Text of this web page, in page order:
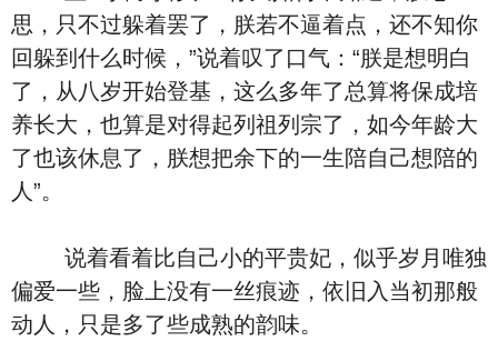
思，只不过躲着罢了，朕若不逼着点，还不知你
回躲到什么时候，”说着叹了口气：“朕是想明白
了，从八岁开始登基，这么多年了总算将保成培
养长大，也算是对得起列祖列宗了，如今年龄大
了也该休息了，朕想把余下的一生陪自己想陪的
人”。
说着看着比自己小的平贵妃，似乎岁月唯独
偏爱一些，脸上没有一丝痕迹，依旧入当初那般
动人，只是多了些成熟的韵味。